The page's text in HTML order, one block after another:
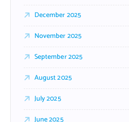
December 2025
November 2025
September 2025
August 2025
July 2025
June 2025